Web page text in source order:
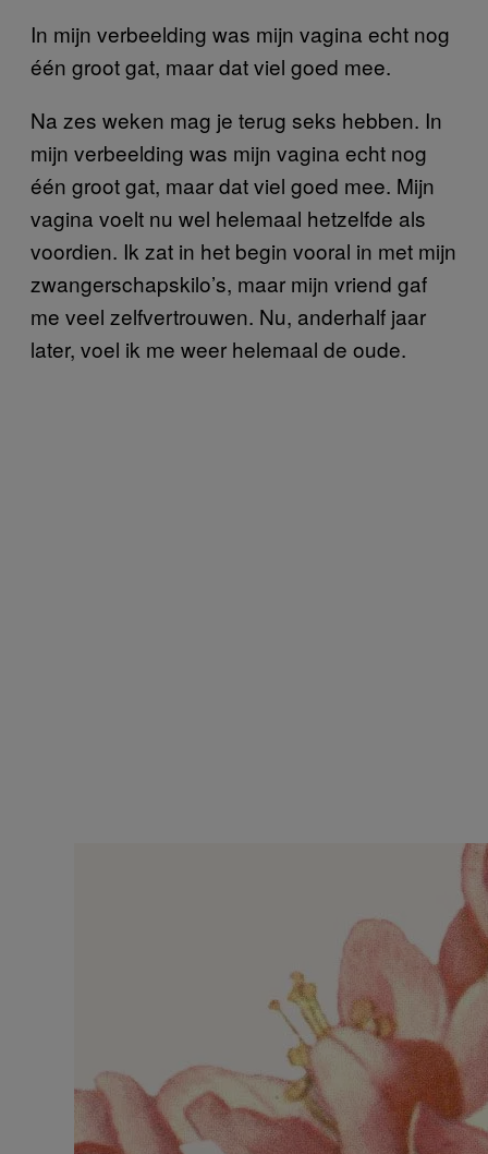
In mijn verbeelding was mijn vagina echt nog
één groot gat, maar dat viel goed mee.
Na zes weken mag je terug seks hebben. In
mijn verbeelding was mijn vagina echt nog
één groot gat, maar dat viel goed mee. Mijn
vagina voelt nu wel helemaal hetzelfde als
voordien. Ik zat in het begin vooral in met mijn
zwangerschapskilo’s, maar mijn vriend gaf
me veel zelfvertrouwen. Nu, anderhalf jaar
later, voel ik me weer helemaal de oude.